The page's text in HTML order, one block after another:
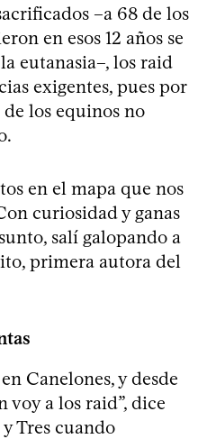
–a 68 de los
en esos 12 años se
eutanasia–, los raid
exigentes, pues por
los equinos no
en el mapa que nos
curiosidad y ganas
salí galopando a
primera autora del
Canelones, y desde
voy a los raid”, dice
Tres cuando